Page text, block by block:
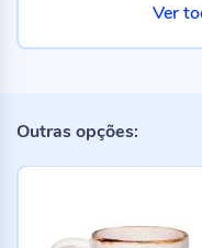
Ver
Outras opções: